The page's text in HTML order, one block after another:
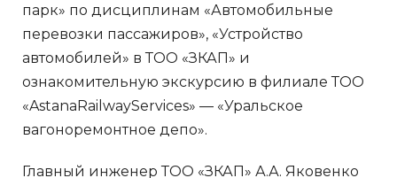
парк» по дисциплинам «Автомобильные
перевозки пассажиров», «Устройство
автомобилей» в ТОО «ЗКАП» и
ознакомительную экскурсию в филиале ТОО
«AstanaRailwayServices» — «Уральское
вагоноремонтное депо».
Главный инженер ТОО «ЗКАП» А.А. Яковенко